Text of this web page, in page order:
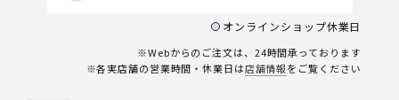
オンラインショップ休業日
※Webからのご注文は、24時間承っております
※各実店舗の営業時間・休業日は店舗情報をご覧ください